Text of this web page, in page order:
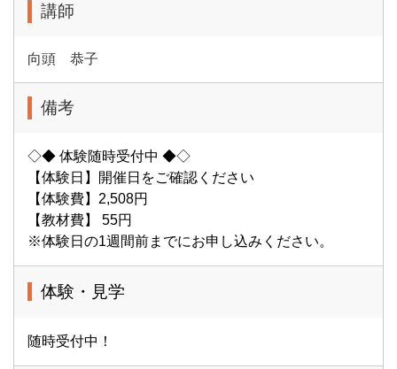
講師
向頭 恭子
備考
◇◆ 体験随時受付中 ◆◇
【体験日】開催日をご確認ください
【体験費】2,508円
【教材費】 55円
※体験日の1週間前までにお申し込みください。
体験・見学
随時受付中！